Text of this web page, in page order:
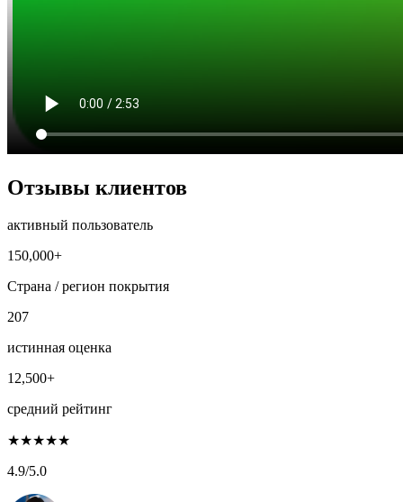
Отзывы клиентов
активный пользователь
150,000+
Страна / регион покрытия
207
истинная оценка
12,500+
средний рейтинг
★★★★★
4.9/5.0